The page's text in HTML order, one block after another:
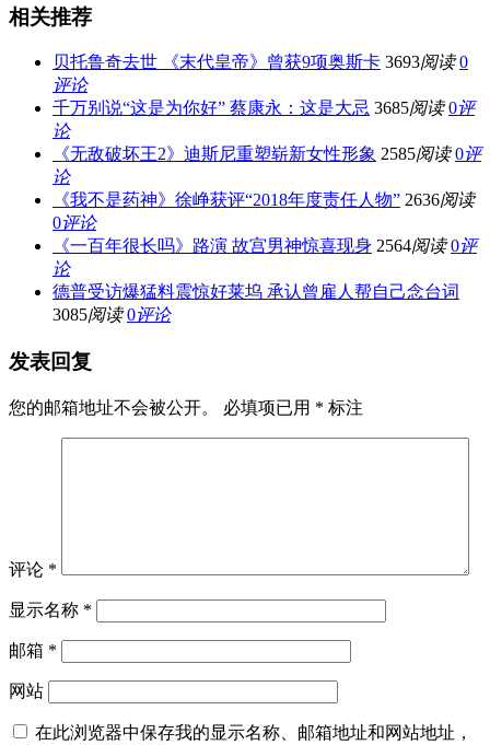
相关推荐
贝托鲁奇去世 《末代皇帝》曾获9项奥斯卡 3693阅读 0
评论
千万别说“这是为你好” 蔡康永：这是大忌 3685阅读 0评
论
《无敌破坏王2》迪斯尼重塑崭新女性形象 2585阅读 0评
论
《我不是药神》徐峥获评“2018年度责任人物” 2636阅读
0评论
《一百年很长吗》路演 故宫男神惊喜现身 2564阅读 0评
论
德普受访爆猛料震惊好莱坞 承认曾雇人帮自己念台词
3085阅读 0评论
发表回复
您的邮箱地址不会被公开。 必填项已用 * 标注
评论 *
显示名称 *
邮箱 *
网站
在此浏览器中保存我的显示名称、邮箱地址和网站地址，